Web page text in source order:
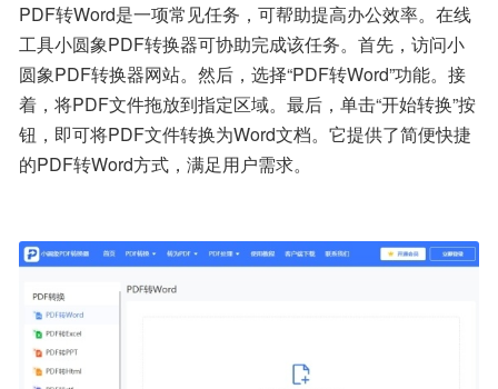
PDF转Word是一项常见任务，可帮助提高办公效率。在线
工具小圆象PDF转换器可协助完成该任务。首先，访问小
圆象PDF转换器网站。然后，选择“PDF转Word”功能。接
着，将PDF文件拖放到指定区域。最后，单击“开始转换”按
钮，即可将PDF文件转换为Word文档。它提供了简便快捷
的PDF转Word方式，满足用户需求。